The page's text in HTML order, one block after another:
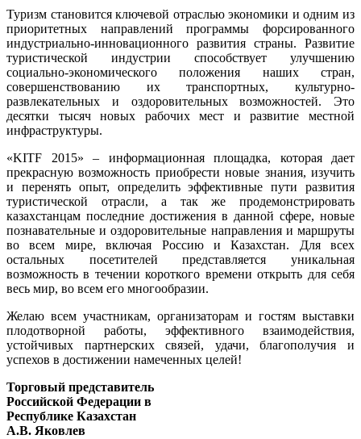
Туризм становится ключевой отраслью экономики и одним из
приоритетных направлений программы форсированного
индустриально-инновационного развития страны. Развитие
туристической индустрии способствует улучшению
социально-экономического положения наших стран,
совершенствованию их транспортных, культурно-
развлекательных и оздоровительных возможностей. Это
десятки тысяч новых рабочих мест и развитие местной
инфраструктуры.
«KITF 2015» – информационная площадка, которая дает
прекрасную возможность приобрести новые знания, изучить
и перенять опыт, определить эффективные пути развития
туристической отрасли, а так же продемонстрировать
казахстанцам последние достижения в данной сфере, новые
познавательные и оздоровительные направления и маршруты
во всем мире, включая Россию и Казахстан. Для всех
остальных посетителей представляется уникальная
возможность в течении короткого времени открыть для себя
весь мир, во всем его многообразии.
Желаю всем участникам, организаторам и гостям выставки
плодотворной работы, эффективного взаимодействия,
устойчивых партнерских связей, удачи, благополучия и
успехов в достижении намеченных целей!
Торговый представитель
Российской Федерации в
Республике Казахстан
А.В. Яковлев